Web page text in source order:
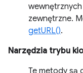
zewnętrzne.
getURL().
Narzędzia trybu
Te metody są